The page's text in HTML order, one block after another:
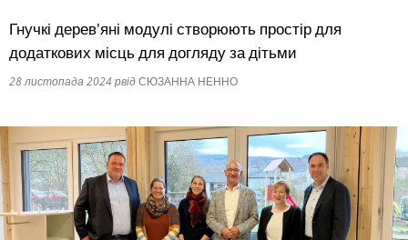
Гнучкі дерев'яні модулі створюють простір для
додаткових місць для догляду за дітьми
28 листопада 2024 рвідСЮЗАННА НЕННО